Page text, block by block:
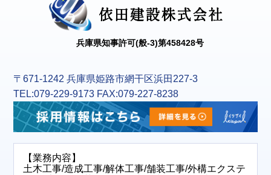
兵庫県知事許可(般-3)第458428号
〒671-1242 兵庫県姫路市網干区浜田227-3
TEL:079-229-9173 FAX:079-227-8238
【業務内容】
土木工事/造成工事/解体工事/舗装工事/外構エクステ